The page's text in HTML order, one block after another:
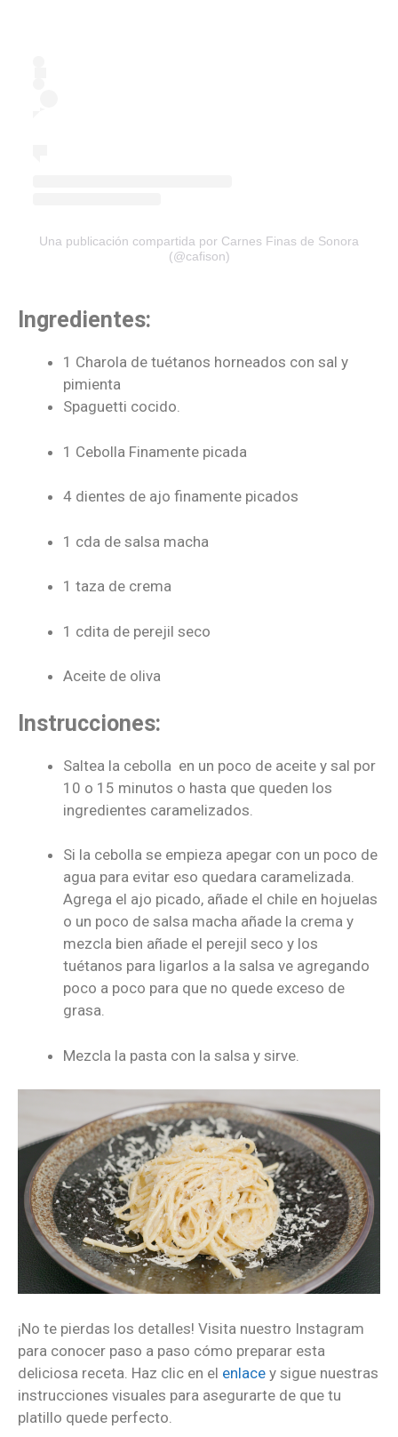
Una publicación compartida por Carnes Finas de Sonora
(@cafison)
Ingredientes:
1 Charola de tuétanos horneados con sal y
pimienta
Spaguetti cocido.
1 Cebolla Finamente picada
4 dientes de ajo finamente picados
1 cda de salsa macha
1 taza de crema
1 cdita de perejil seco
Aceite de oliva
Instrucciones:
Saltea la cebolla en un poco de aceite y sal por
10 o 15 minutos o hasta que queden los
ingredientes caramelizados.
Si la cebolla se empieza apegar con un poco de
agua para evitar eso quedara caramelizada.
Agrega el ajo picado, añade el chile en hojuelas
o un poco de salsa macha añade la crema y
mezcla bien añade el perejil seco y los
tuétanos para ligarlos a la salsa ve agregando
poco a poco para que no quede exceso de
grasa.
Mezcla la pasta con la salsa y sirve.
¡No te pierdas los detalles! Visita nuestro Instagram
para conocer paso a paso cómo preparar esta
deliciosa receta. Haz clic en el enlace y sigue nuestras
instrucciones visuales para asegurarte de que tu
platillo quede perfecto.